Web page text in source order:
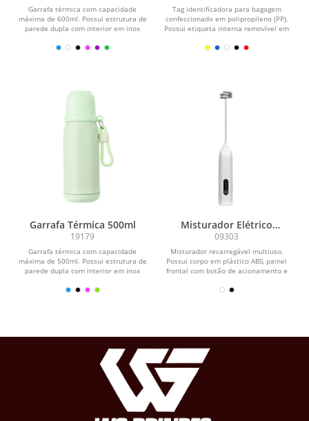
Garrafa térmica com capacidade
máxima de 600ml. Possui estrutura de
parede dupla com interior em inox
Tag identificadora para bagagem
confeccionado em polipropileno (PP).
Possui etiqueta interna removível em
Garrafa Térmica 500ml
19179
Garrafa térmica com capacidade
máxima de 500ml. Possui estrutura de
parede dupla com interior em inox
Misturador Elétrico
Recarregável
09303
Misturador recarregável multiuso.
Possui corpo em plástico ABS, painel
frontal com botão de acionamento e